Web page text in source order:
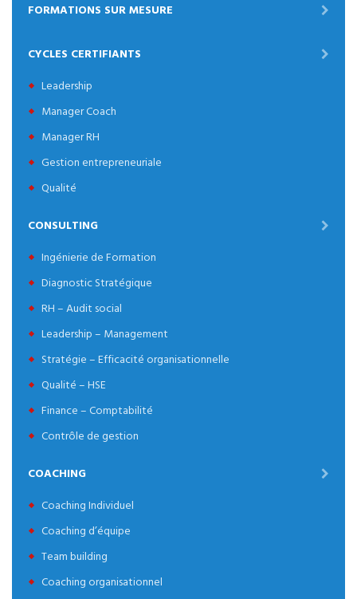
FORMATIONS SUR MESURE
CYCLES CERTIFIANTS
Leadership
Manager Coach
Manager RH
Gestion entrepreneuriale
Qualité
CONSULTING
Ingénierie de Formation
Diagnostic Stratégique
RH – Audit social
Leadership – Management
Stratégie – Efficacité organisationnelle
Qualité – HSE
Finance – Comptabilité
Contrôle de gestion
COACHING
Coaching Individuel
Coaching d’équipe
Team building
Coaching organisationnel